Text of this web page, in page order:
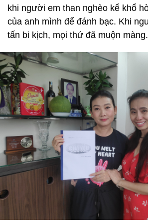
khi người em than nghèo kể khổ
của anh mình để đánh bạc. Khi
tấn bi kịch, mọi thứ đã muộn màng.